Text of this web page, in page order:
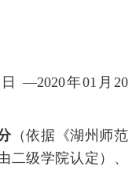
—2020年01月20
（依据《湖州师范
二级学院认定）、